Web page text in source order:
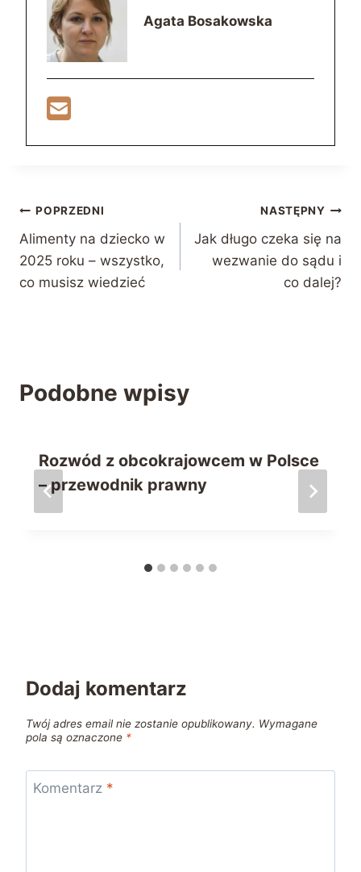
Agata Bosakowska
Nawigacja
wpisu
POPRZEDNI
Alimenty na dziecko w
2025 roku – wszystko,
co musisz wiedzieć
NASTĘPNY
Jak długo czeka się na
wezwanie do sądu i
co dalej?
Podobne wpisy
Rozwód z obcokrajowcem w Polsce
– przewodnik prawny
Dodaj komentarz
Twój adres email nie zostanie opublikowany. Wymagane
pola są oznaczone *
Komentarz *